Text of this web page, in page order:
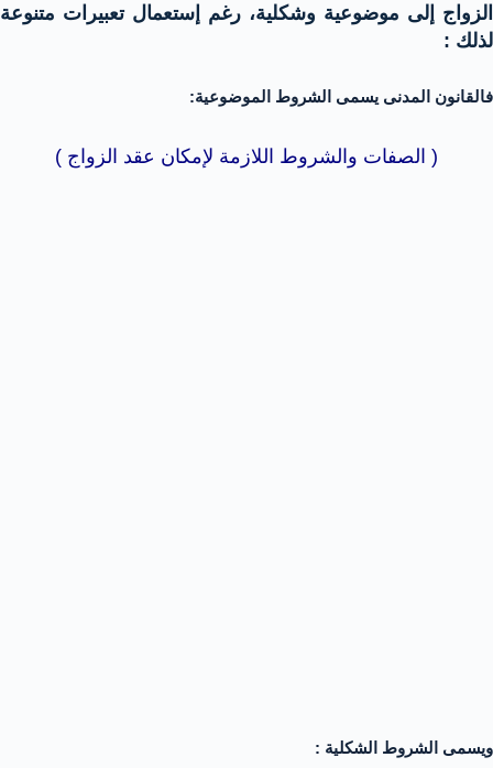
الزواج إلى موضوعية وشكلية، رغم إستعمال تعبيرات متنوعة
لذلك :
فالقانون المدنى يسمى الشروط الموضوعية:
( الصفات والشروط اللازمة لإمكان عقد الزواج )
ويسمى الشروط الشكلية :